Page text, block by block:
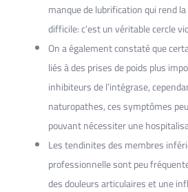
manque de lubrification qui rend
difficile: c’est un véritable cercle
On a également constaté que
liés à des prises de poids plus
inhibiteurs de l’intégrase,
naturopathes, ces symptômes
pouvant nécessiter une
Les tendinites des membres
professionnelle sont peu
des douleurs articulaires et une